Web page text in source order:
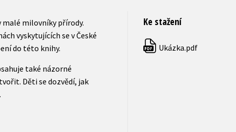
malé milovníky přírody.
vyskytujících se v České
do této knihy.
také názorné
Děti se dozvědí, jak
Ke stažení
PDF Ukázka.pdf